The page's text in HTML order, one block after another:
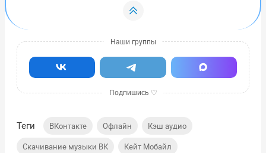
Теги ВКонтакте Офлайн Кэш аудио
Скачивание музыки ВК Кейт Мобайл